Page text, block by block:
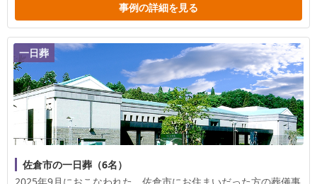
事例の詳細を見る
一日葬
佐倉市の一日葬（6名）
2025年9月におこなわれた、 佐倉市にお住まいだった方の葬儀事